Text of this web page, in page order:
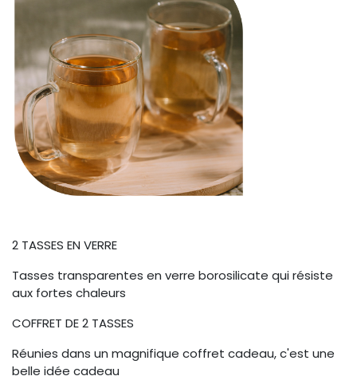
2 TASSES EN VERRE
Tasses transparentes en verre borosilicate qui résiste
aux fortes chaleurs
COFFRET DE 2 TASSES
Réunies dans un magnifique coffret cadeau, c'est une
belle idée cadeau